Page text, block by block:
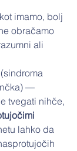
imamo, bolj
obračamo
ali
—
tvegati nihče,
lahko da